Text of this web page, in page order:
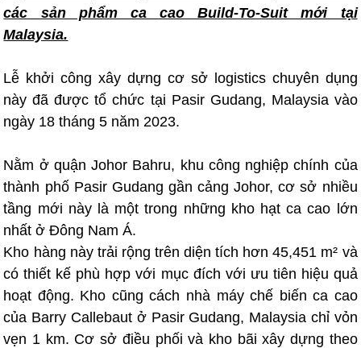
các sản phẩm ca cao Build-To-Suit mới tại
Malaysia.
Lễ khởi công xây dựng cơ sở logistics chuyên dụng
này đã được tổ chức tại Pasir Gudang, Malaysia vào
ngày 18 tháng 5 năm 2023.
Nằm ở quận Johor Bahru, khu công nghiệp chính của
thành phố Pasir Gudang gần cảng Johor, cơ sở nhiều
tầng mới này là một trong những kho hạt ca cao lớn
nhất ở Đông Nam Á.
Kho hàng này trải rộng trên diện tích hơn 45,451 m² và
có thiết kế phù hợp với mục đích với ưu tiên hiệu quả
hoạt động. Kho cũng cách nhà máy chế biến ca cao
của Barry Callebaut ở Pasir Gudang, Malaysia chỉ vỏn
vẹn 1 km. Cơ sở điều phối và kho bãi xây dựng theo